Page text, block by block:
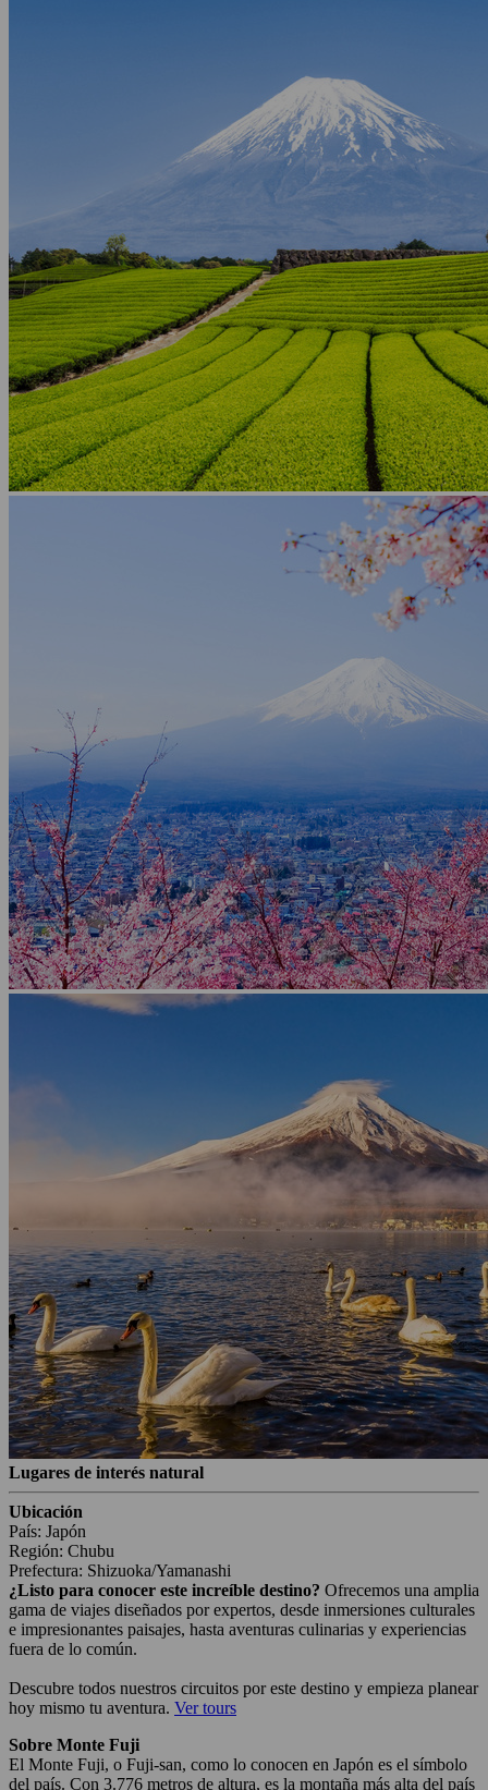
Lugares de interés natural
Ubicación
País: Japón
Región: Chubu
Prefectura: Shizuoka/Yamanashi
¿Listo para conocer este increíble destino? Ofrecemos una amplia
gama de viajes diseñados por expertos, desde inmersiones culturales
e impresionantes paisajes, hasta aventuras culinarias y experiencias
fuera de lo común.
Descubre todos nuestros circuitos por este destino y empieza planear
hoy mismo tu aventura. Ver tours
Sobre Monte Fuji
El Monte Fuji, o Fuji-san, como lo conocen en Japón es el símbolo
del país. Con 3.776 metros de altura, es la montaña más alta del país